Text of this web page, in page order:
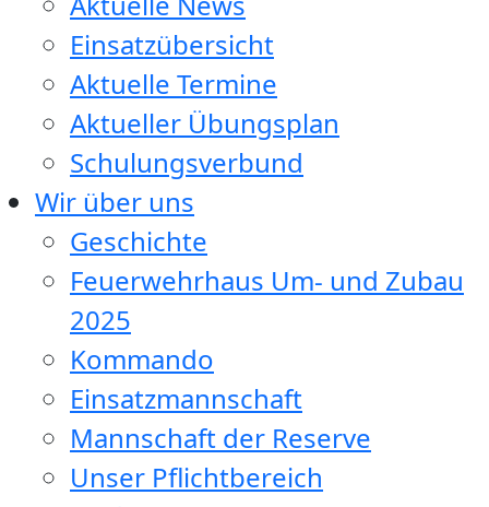
Einsatzübersicht
Aktuelle Termine
Aktueller Übungsplan
Schulungsverbund
Wir über uns
Geschichte
Feuerwehrhaus Um- und Zubau
2025
Kommando
Einsatzmannschaft
Mannschaft der Reserve
Unser Pflichtbereich